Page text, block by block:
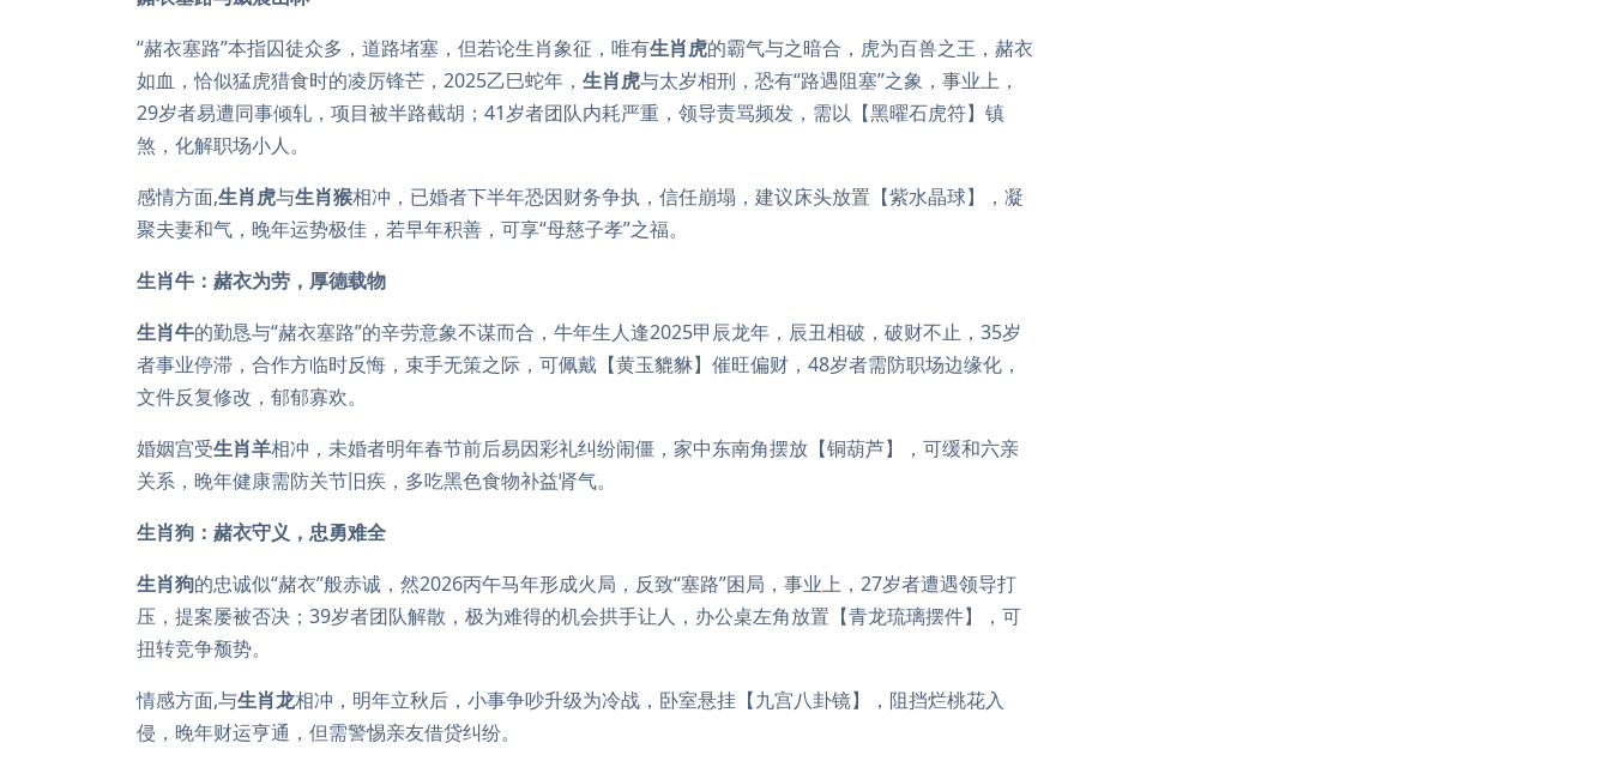
“赭衣塞路”本指囚徒众多，道路堵塞，但若论生肖象征，唯有生肖虎的霸气与之暗合，虎为百兽之王，赭衣
如血，恰似猛虎猎食时的凌厉锋芒，2025乙巳蛇年， 生肖虎与太岁相刑，恐有“路遇阻塞”之象，事业上，
29岁者易遭同事倾轧，项目被半路截胡；41岁者团队内耗严重，领导责骂频发，需以【黑曜石虎符】镇
煞，化解职场小人。
感情方面,生肖虎与生肖猴相冲，已婚者下半年恐因财务争执，信任崩塌，建议床头放置【紫水晶球】，凝
聚夫妻和气，晚年运势极佳，若早年积善，可享“母慈子孝”之福。
生肖牛：赭衣为劳，厚德载物
生肖牛的勤恳与“赭衣塞路”的辛劳意象不谋而合，牛年生人逢2025甲辰龙年，辰丑相破，破财不止，35岁
者事业停滞，合作方临时反悔，束手无策之际，可佩戴【黄玉貔貅】催旺偏财，48岁者需防职场边缘化，
文件反复修改，郁郁寡欢。
婚姻宫受生肖羊相冲，未婚者明年春节前后易因彩礼纠纷闹僵，家中东南角摆放【铜葫芦】，可缓和六亲
关系，晚年健康需防关节旧疾，多吃黑色食物补益肾气。
生肖狗：赭衣守义，忠勇难全
生肖狗的忠诚似“赭衣”般赤诚，然2026丙午马年形成火局，反致“塞路”困局，事业上，27岁者遭遇领导打
压，提案屡被否决；39岁者团队解散，极为难得的机会拱手让人，办公桌左角放置【青龙琉璃摆件】，可
扭转竞争颓势。
情感方面,与生肖龙相冲，明年立秋后，小事争吵升级为冷战，卧室悬挂【九宫八卦镜】，阻挡烂桃花入
侵，晚年财运亨通，但需警惕亲友借贷纠纷。